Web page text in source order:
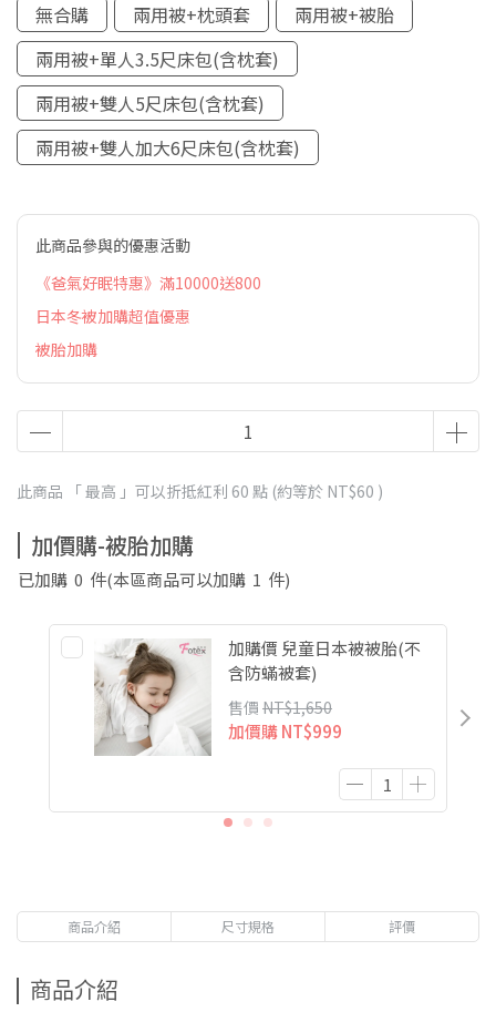
無合購
兩用被+枕頭套
兩用被+被胎
兩用被+單人3.5尺床包(含枕套)
兩用被+雙人5尺床包(含枕套)
兩用被+雙人加大6尺床包(含枕套)
此商品參與的優惠活動
《爸氣好眠特惠》滿10000送800
日本冬被加購超值優惠
被胎加購
此商品 「 最高 」可以折抵紅利 60 點 (約等於 NT$60 )
加價購-被胎加購
已加購 0 件(本區商品可以加購 1 件)
加購價 兒童日本被被胎(不
含防蟎被套)
售價 NT$1,650
加價購NT$999
商品介紹 尺寸規格 評價
商品介紹